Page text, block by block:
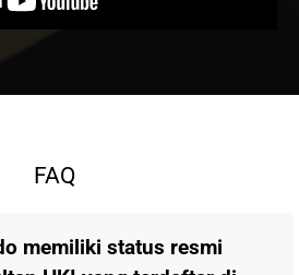
FAQ
memiliki status resmi